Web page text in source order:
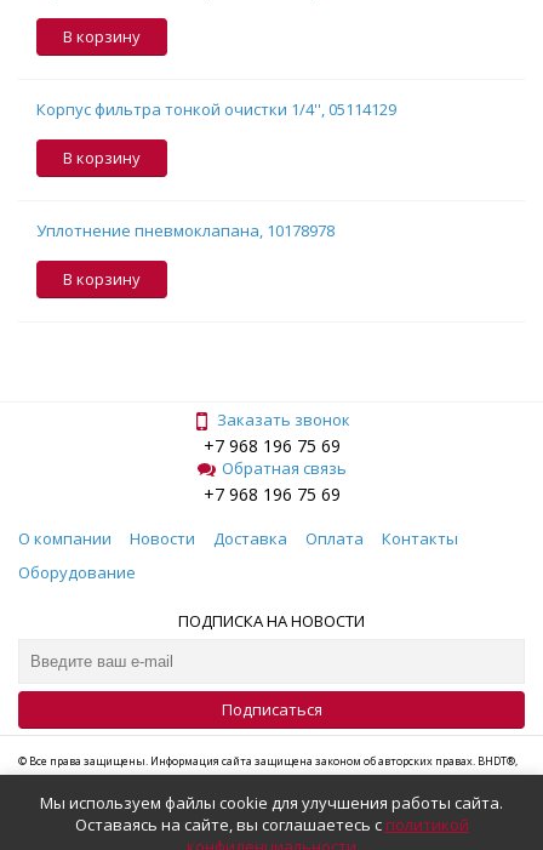
В корзину
Корпус фильтра тонкой очистки 1/4'', 05114129
В корзину
Уплотнение пневмоклапана, 10178978
В корзину
Заказать звонок
+7 968 196 75 69
Обратная связь
+7 968 196 75 69
О компании Новости Доставка Оплата
Контакты
Оборудование
ПОДПИСКА НА НОВОСТИ
Подписаться
© Все права защищены. Информация сайта защищена законом об авторских правах. BHDT®,
Meiser®, Mobil®, Skylink®, Stalex®, Swagelok®, Techni Waterjet®, Tecnocut®, Dialine® –
зарегистрированные торговые марки. Все торговые марки, приведенные на сайте, являются
Мы используем файлы cookie для улучшения работы сайта.
Оставаясь на сайте, вы соглашаетесь с политикой